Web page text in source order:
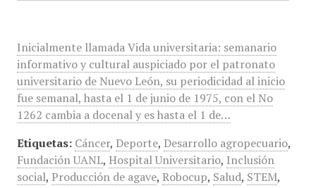
Inicialmente llamada Vida universitaria: semanario
informativo y cultural auspiciado por el patronato
universitario de Nuevo León, su periodicidad al inicio
fue semanal, hasta el 1 de junio de 1975, con el No
1262 cambia a docenal y es hasta el 1 de…
Etiquetas: Cáncer, Deporte, Desarrollo agropecuario,
Fundación UANL, Hospital Universitario, Inclusión
social, Producción de agave, Robocup, Salud, STEM,